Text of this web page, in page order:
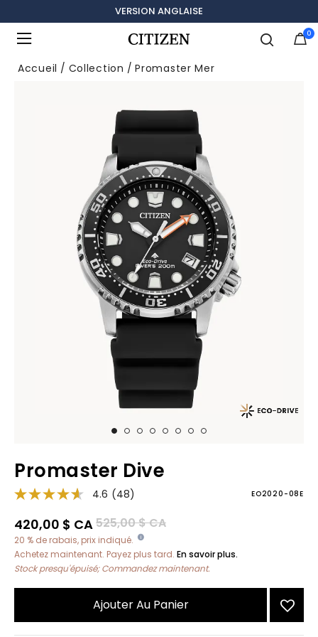
LIVRAISON GRATUITE, RETOURS SANS FRAIS
VERSION ANGLAISE
0
Accueil Collection Promaster Mer
Promaster Dive
4.6 (48) EO2020-08E
Prix réduit de
525,00 $ CAà
420,00 $ CA
20 % de rabais, prix indiqué.
Achetez maintenant. Payez plus tard. En savoir plus.
Stock presqu'épuisé; Commandez maintenant.
Ajouter Au Panier